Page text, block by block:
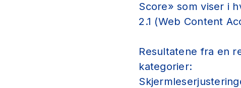
Score» som viser i
2.1 (Web Content
Resultatene fra en
kategorier: